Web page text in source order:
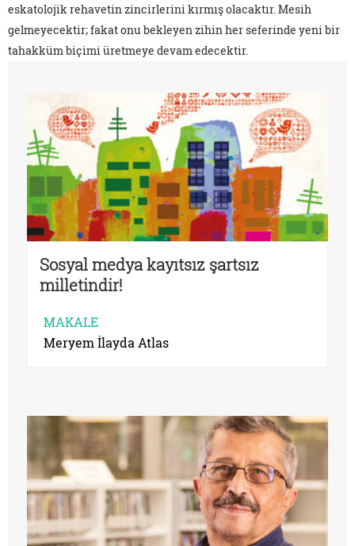
eskatolojik rehavetin zincirlerini kırmış olacaktır. Mesih
gelmeyecektir; fakat onu bekleyen zihin her seferinde yeni bir
tahakküm biçimi üretmeye devam edecektir.
Sosyal medya kayıtsız şartsız
milletindir!
MAKALE
Meryem İlayda Atlas